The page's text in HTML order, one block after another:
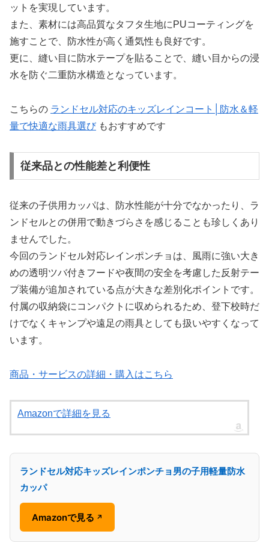
ットを実現しています。
また、素材には高品質なタフタ生地にPUコーティングを
施すことで、防水性が高く通気性も良好です。
更に、縫い目に防水テープを貼ることで、縫い目からの浸
水を防ぐ二重防水構造となっています。
こちらの ランドセル対応のキッズレインコート│防水＆軽
量で快適な雨具選びもおすすめです
従来品との性能差と利便性
従来の子供用カッパは、防水性能が十分でなかったり、ラ
ンドセルとの併用で動きづらさを感じることも珍しくあり
ませんでした。
今回のランドセル対応レインポンチョは、風雨に強い大き
めの透明ツバ付きフードや夜間の安全を考慮した反射テー
プ装備が追加されている点が大きな差別化ポイントです。
付属の収納袋にコンパクトに収められるため、登下校時だ
けでなくキャンプや遠足の雨具としても扱いやすくなって
います。
商品・サービスの詳細・購入はこちら
Amazonで詳細を見る
ランドセル対応キッズレインポンチョ男の子用軽量防水
カッパ
Amazonで見る ↗